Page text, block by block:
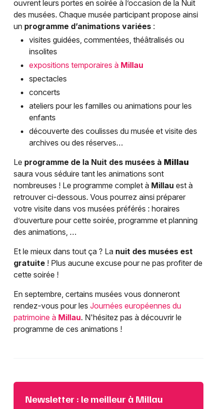
ouvrent leurs portes en soirée à l’occasion de la Nuit
des musées. Chaque musée participant propose ainsi
un programme d’animations variées :
visites guidées, commentées, théâtralisés ou
insolites
expositions temporaires à Millau
spectacles
concerts
ateliers pour les familles ou animations pour les
enfants
découverte des coulisses du musée et visite des
archives ou des réserves…
Le programme de la Nuit des musées à Millau
saura vous séduire tant les animations sont
nombreuses ! Le programme complet à Millau est à
retrouver ci-dessous. Vous pourrez ainsi préparer
votre visite dans vos musées préférés : horaires
d’ouverture pour cette soirée, programme et planning
des animations, …
Et le mieux dans tout ça ? La nuit des musées est
gratuite ! Plus aucune excuse pour ne pas profiter de
cette soirée !
En septembre, certains musées vous donneront
rendez-vous pour les Journées européennes du
patrimoine à Millau. N'hésitez pas à découvrir le
programme de ces animations !
Newsletter : le meilleur à Millau